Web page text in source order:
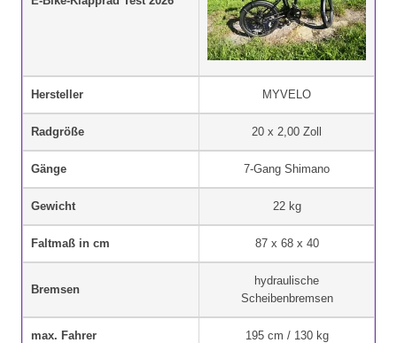
Hersteller MYVELO
Radgröße 20 x 2,00 Zoll
Gänge 7-Gang Shimano
Gewicht 22 kg
Faltmaß in cm 87 x 68 x 40
Bremsen
hydraulische
Scheibenbremsen
max. Fahrer 195 cm / 130 kg